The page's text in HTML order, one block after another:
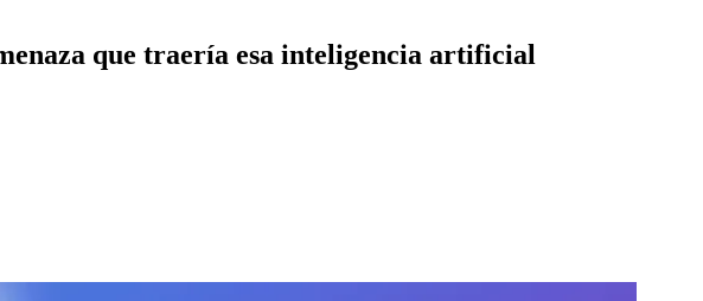
que traería esa inteligencia artificial